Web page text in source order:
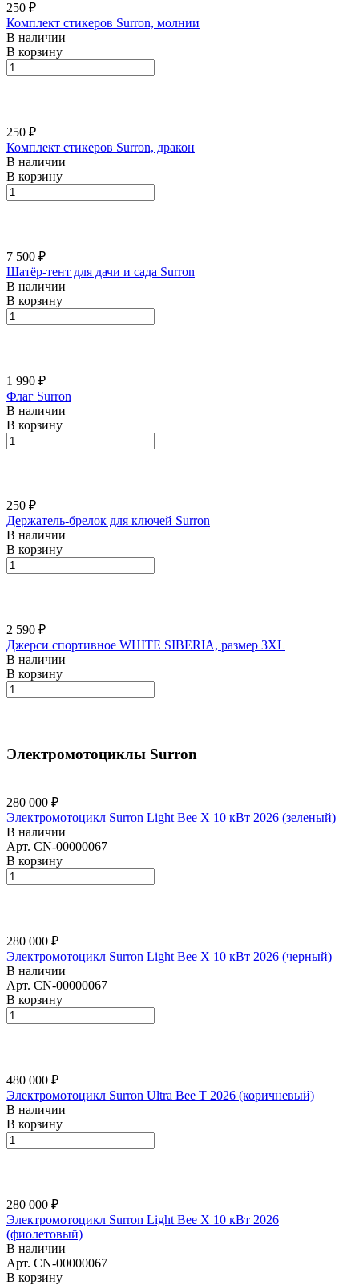
250 ₽
Комплект стикеров Surron, молнии
В наличии
В корзину
250 ₽
Комплект стикеров Surron, дракон
В наличии
В корзину
7 500 ₽
Шатёр-тент для дачи и сада Surron
В наличии
В корзину
1 990 ₽
Флаг Surron
В наличии
В корзину
250 ₽
Держатель-брелок для ключей Surron
В наличии
В корзину
2 590 ₽
Джерси спортивное WHITE SIBERIA, размер 3XL
В наличии
В корзину
Электромотоциклы Surron
280 000 ₽
Электромотоцикл Surron Light Bee X 10 кВт 2026 (зеленый)
В наличии
Арт. CN-00000067
В корзину
280 000 ₽
Электромотоцикл Surron Light Bee X 10 кВт 2026 (черный)
В наличии
Арт. CN-00000067
В корзину
480 000 ₽
Электромотоцикл Surron Ultra Bee T 2026 (коричневый)
В наличии
В корзину
280 000 ₽
Электромотоцикл Surron Light Bee X 10 кВт 2026
(фиолетовый)
В наличии
Арт. CN-00000067
В корзину